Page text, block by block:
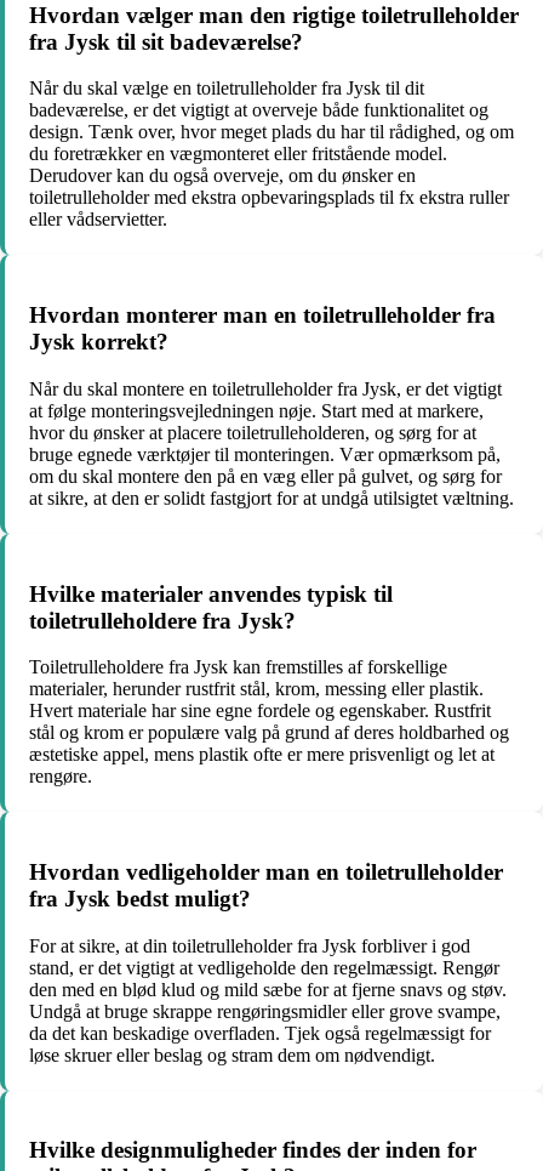
Hvordan vælger man den rigtige toiletrulleholder
fra Jysk til sit badeværelse?
Når du skal vælge en toiletrulleholder fra Jysk til dit
badeværelse, er det vigtigt at overveje både funktionalitet og
design. Tænk over, hvor meget plads du har til rådighed, og om
du foretrækker en vægmonteret eller fritstående model.
Derudover kan du også overveje, om du ønsker en
toiletrulleholder med ekstra opbevaringsplads til fx ekstra ruller
eller vådservietter.
Hvordan monterer man en toiletrulleholder fra
Jysk korrekt?
Når du skal montere en toiletrulleholder fra Jysk, er det vigtigt
at følge monteringsvejledningen nøje. Start med at markere,
hvor du ønsker at placere toiletrulleholderen, og sørg for at
bruge egnede værktøjer til monteringen. Vær opmærksom på,
om du skal montere den på en væg eller på gulvet, og sørg for
at sikre, at den er solidt fastgjort for at undgå utilsigtet væltning.
Hvilke materialer anvendes typisk til
toiletrulleholdere fra Jysk?
Toiletrulleholdere fra Jysk kan fremstilles af forskellige
materialer, herunder rustfrit stål, krom, messing eller plastik.
Hvert materiale har sine egne fordele og egenskaber. Rustfrit
stål og krom er populære valg på grund af deres holdbarhed og
æstetiske appel, mens plastik ofte er mere prisvenligt og let at
rengøre.
Hvordan vedligeholder man en toiletrulleholder
fra Jysk bedst muligt?
For at sikre, at din toiletrulleholder fra Jysk forbliver i god
stand, er det vigtigt at vedligeholde den regelmæssigt. Rengør
den med en blød klud og mild sæbe for at fjerne snavs og støv.
Undgå at bruge skrappe rengøringsmidler eller grove svampe,
da det kan beskadige overfladen. Tjek også regelmæssigt for
løse skruer eller beslag og stram dem om nødvendigt.
Hvilke designmuligheder findes der inden for